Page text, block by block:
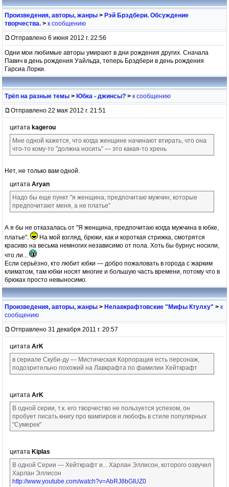
Произведения, авторы, жанры > Рэй Брэдбери. Обсуждение
творчества. > к сообщению
Отправлено 6 июня 2012 г. 22:56
Одни мои любимые авторы умирают в дни рождения других. Сначала
Павич в день рождения Уайльда, теперь Брэдбери в день рождения
Гарсиа Лорки.
Трёп на разные темы > Юбка - джинсы? > к сообщению
Отправлено 22 мая 2012 г. 21:51
цитата kagerou
Мне одной кажется, что когда женщине начинают втирать, что она
что-то кому-то "должна носить" — это какая-то хрень
Нет, не только вам одной.
цитата Aryan
Надо бы еще пункт "я женщина, предпочитаю мужчин, которые
предпочитают меня, а не платье"
А я бы не отказалась от "Я женщина, предпочитаю когда мужчина в юбке,
платье".
На мой взгляд, брюки, как и короткая стрижка, смотрятся
красиво на весьма немногих независимо от пола. Хоть бы бурнус носили,
что ли...
Если серьёзно, кто любит юбки — добро пожаловать в города с жарким
климатом, там юбки носят многие и большую часть времени, потому что в
брюках просто невыносимо.
Произведения, авторы, жанры > Нелавкрафтовские "Мифы Ктулху" > к
сообщению
Отправлено 31 декабря 2011 г. 20:57
цитата ArK
в сериале Скуби-ду — Мистическая Корпорация есть персонаж,
подозрительно похожий на Лавкрафта по фамилии Хейткрафт
цитата ArK
В одной серии, т.к. его творчество не пользуется успехом, он
пробует писать книгу про вампиров и любофь в стиле популярных
"Сумерек"
цитата Kiplas
В одной Серии — Хейткрафт и... Харлан Эллисон, которого озвучил
Харлан Эллисон
http://www.youtube.com/watch?v=AbRJ8bGIUZ0